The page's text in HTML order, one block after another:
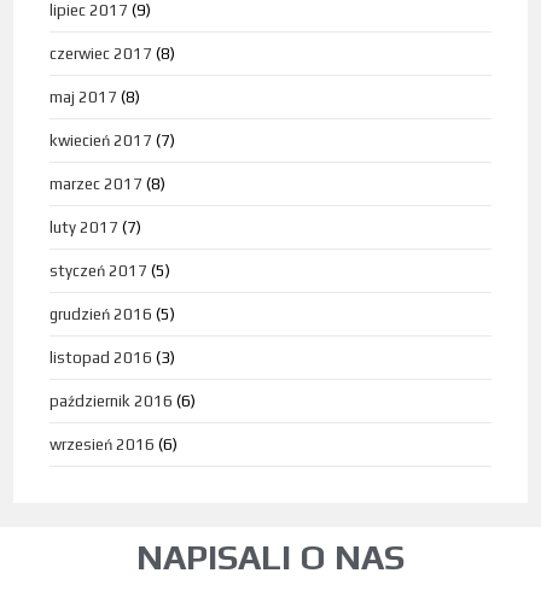
lipiec 2017 (9)
czerwiec 2017 (8)
maj 2017 (8)
kwiecień 2017 (7)
marzec 2017 (8)
luty 2017 (7)
styczeń 2017 (5)
grudzień 2016 (5)
listopad 2016 (3)
październik 2016 (6)
wrzesień 2016 (6)
NAPISALI O NAS